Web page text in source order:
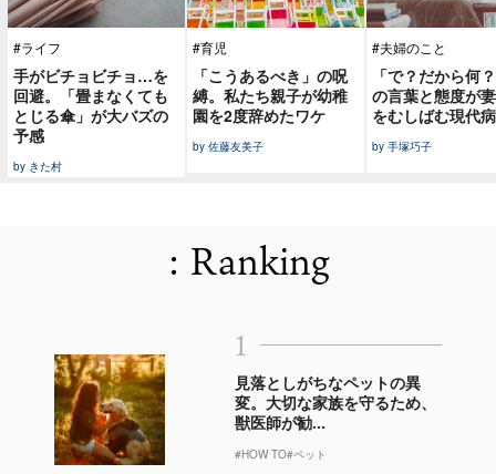
#ライフ
手がビチョビチョ…を
回避。「畳まなくても
とじる傘」が大バズの
予感
by きた村
#育児
「こうあるべき」の呪
縛。私たち親子が幼稚
園を2度辞めたワケ
by 佐藤友美子
#夫婦のこと
「で？だから何
の言葉と態度が
をむしばむ現代病
by 手塚巧子
: Ranking
1
見落としがちなペットの異
変。大切な家族を守るため、
獣医師が勧...
#HOW TO#ペット